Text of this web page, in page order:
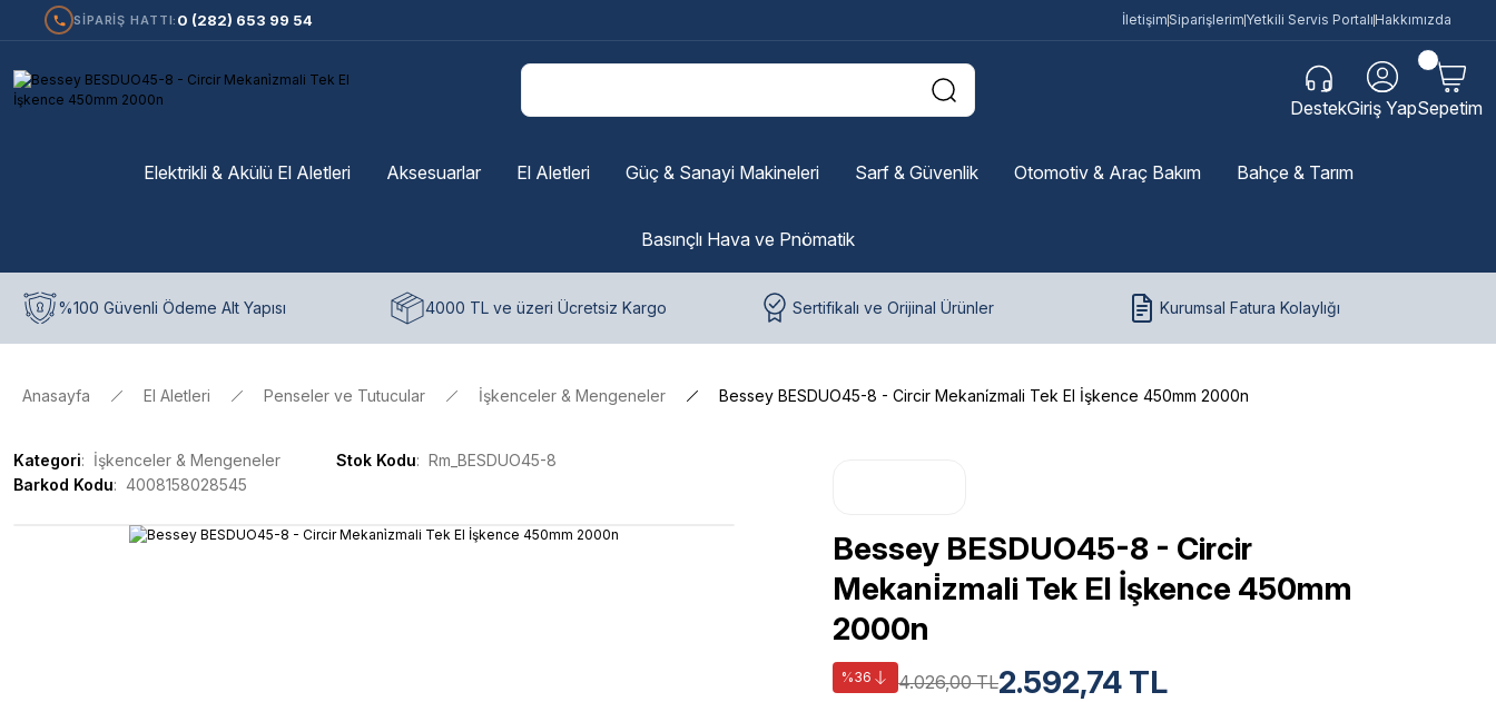
SİPARİŞ HATTI: 0 (282) 653 99 54 İletişimSiparişlerim Yetkili Servis Portalı Hakkımızda
DestekGiriş YapSepetim
Elektrikli & Akülü El Aletleri Aksesuarlar El Aletleri Güç & Sanayi Makineleri Sarf & Güvenlik Otomotiv & Araç Bakım Bahçe & Tarım
Basınçlı Hava ve Pnömatik
%100 Güvenli Ödeme Alt Yapısı 4000 TL ve üzeri Ücretsiz Kargo Sertifikalı ve Orijinal Ürünler Kurumsal Fatura Kolaylığı
Anasayfa El Aletleri Penseler ve Tutucular İşkenceler & Mengeneler Bessey BESDUO45-8 - Circir Mekani̇zmali Tek El İşkence 450mm 2000n
Kategori İşkenceler & Mengeneler Stok Kodu
Rm_BESDUO45-8
Barkod Kodu
4008158028545
Bessey BESDUO45-8 - Circir
Mekani̇zmali Tek El İşkence 450mm
2000n
%36 4.026,00 TL2.592,74 TL